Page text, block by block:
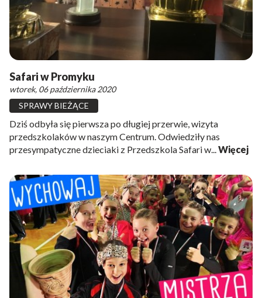
Safari w Promyku
wtorek, 06 października 2020
SPRAWY BIEŻĄCE
Dziś odbyła się pierwsza po długiej przerwie, wizyta
przedszkolaków w naszym Centrum. Odwiedziły nas
przesympatyczne dzieciaki z Przedszkola Safari w...Więcej